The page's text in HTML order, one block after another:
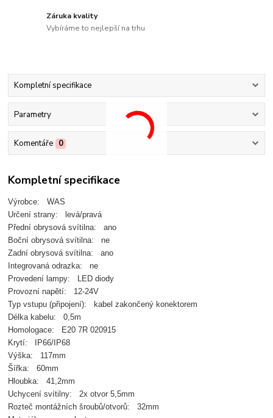
Záruka kvality
Vybíráme to nejlepší na trhu
Kompletní specifikace
Parametry
Komentáře 0
Kompletní specifikace
Výrobce: WAS
Určení strany: levá/pravá
Přední obrysová svítilna: ano
Boční obrysová svítilna: ne
Zadní obrysová svítilna: ano
Integrovaná odrazka: ne
Provedení lampy: LED diody
Provozní napětí: 12-24V
Typ vstupu (připojení): kabel zakončený konektorem
Délka kabelu: 0,5m
Homologace: E20 7R 020915
Krytí: IP66/IP68
Výška: 117mm
Šířka: 60mm
Hloubka: 41,2mm
Uchycení svítilny: 2x otvor 5,5mm
Rozteč montážních šroubů/otvorů: 32mm